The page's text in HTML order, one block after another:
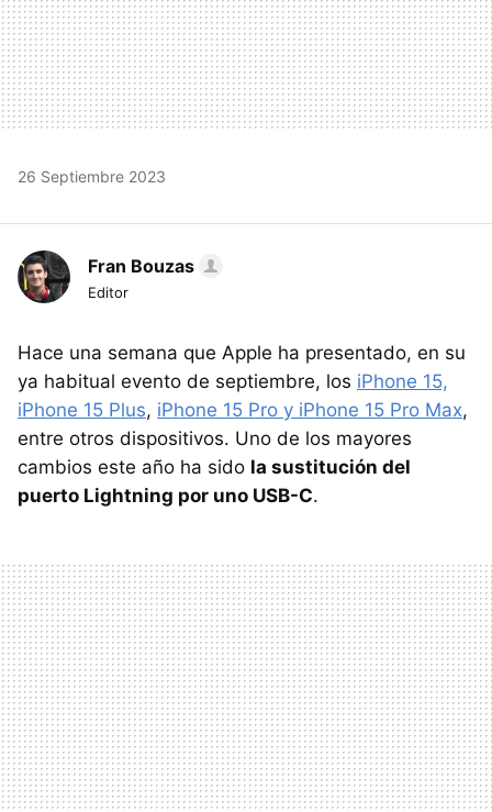
26 Septiembre 2023
Fran Bouzas
Editor
Hace una semana que Apple ha presentado, en su
ya habitual evento de septiembre, los iPhone 15,
iPhone 15 Plus, iPhone 15 Pro y iPhone 15 Pro Max,
entre otros dispositivos. Uno de los mayores
cambios este año ha sido la sustitución del
puerto Lightning por uno USB-C.